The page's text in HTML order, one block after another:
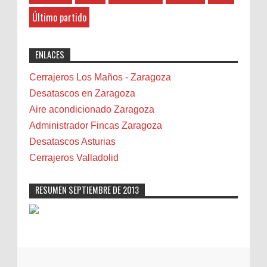
8-27-2025
"Great post! Resources like this are
professional solutions. Highly recommended!"
Belenes
Benalmádena
Bicicletas
Bilbao
Biota
Camareta
Cáncer
Carmela Sauras
Carnavales
Castellón
Cerrajeros
Último partido
ENLACES
Cerrajeros Los Maños - Zaragoza
Desatascos en Zaragoza
Aire acondicionado Zaragoza
Administrador Fincas Zaragoza
Desatascos Asturias
Cerrajeros Valladolid
RESUMEN SEPTIEMBRE DE 2013